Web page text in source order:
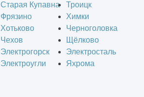
Старая Купавна
Троицк
Фрязино
Химки
Хотьково
Черноголовка
Чехов
Щёлково
Электрогорск
Электросталь
Электроугли
Яхрома